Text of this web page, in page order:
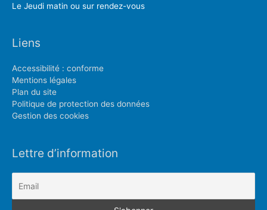
Le Jeudi matin ou sur rendez-vous
Liens
Accessibilité : conforme
Mentions légales
Plan du site
Politique de protection des données
Gestion des cookies
Lettre d’information